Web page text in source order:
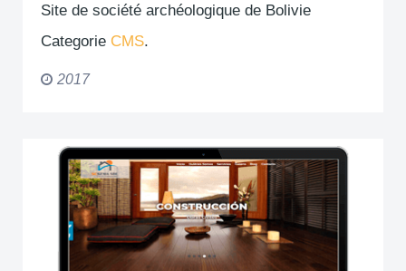
Site de société archéologique de Bolivie
Categorie CMS.
2017